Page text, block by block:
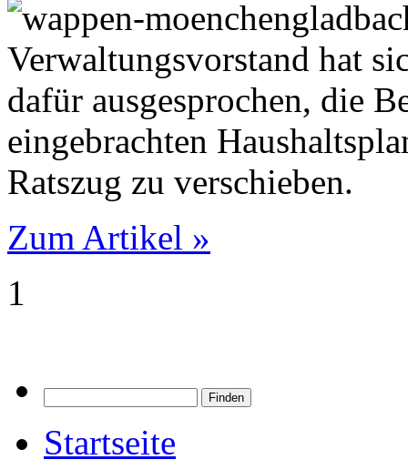
Verwaltungsvorstand hat
dafür ausgesprochen, die
eingebrachten
Ratszug zu verschieben.
Zum Artikel »
1
Startseite